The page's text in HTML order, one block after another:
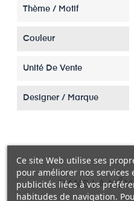
Thème / Motif
Couleur
Unité De Vente
Designer / Marque
DANS LA
Ce site Web utilise ses
pour améliorer nos services
publicités liées à vos
habitudes de navigation.